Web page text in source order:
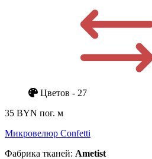
Цветов - 27
35 BYN пог. м
Микровелюр Confetti
Фабрика тканей: Ametist